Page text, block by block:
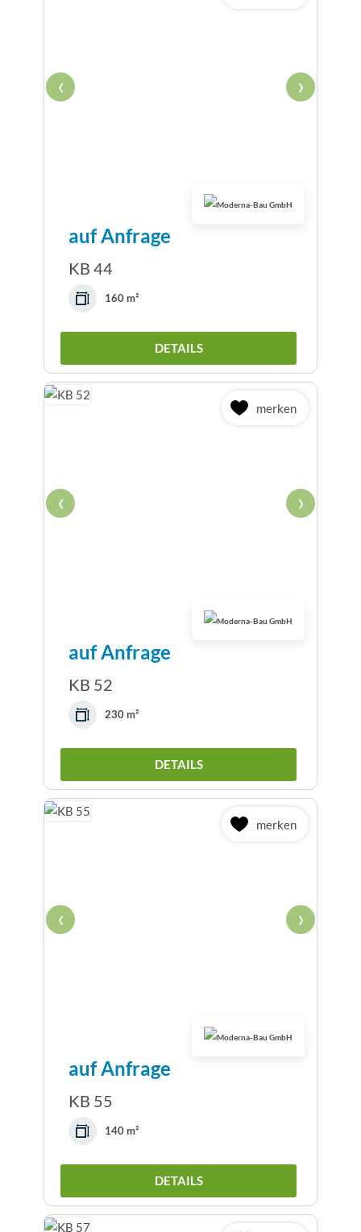
‹ ›
auf Anfrage
KB 44
160 m²
DETAILS
merken
‹ ›
auf Anfrage
KB 52
230 m²
DETAILS
merken
‹ ›
auf Anfrage
KB 55
140 m²
DETAILS